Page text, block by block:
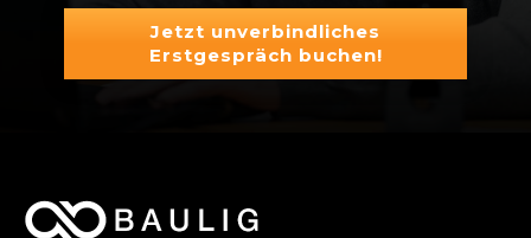
Jetzt unverbindliches
Erstgespräch buchen!